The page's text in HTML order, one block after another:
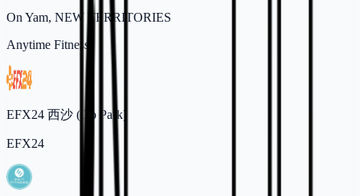
On Yam, NEW TERRITORIES
Anytime Fitness
EFX24 西沙 (Go Park)
EFX24